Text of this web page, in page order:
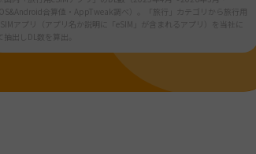
合算値・AppTweak調べ）。「旅行」カテゴリから旅行用
eSIMアプリ（アプリ名か説明に「eSIM」が含まれるアプリ）を当社に
て抽出しDL数を算出。